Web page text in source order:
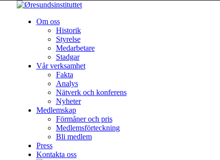
Om oss
Historik
Styrelse
Medarbetare
Stadgar
Vår verksamhet
Fakta
Analys
Nätverk och konferens
Nyheter
Medlemskap
Förmåner och pris
Medlemsförteckning
Bli medlem
Press
Kontakta oss